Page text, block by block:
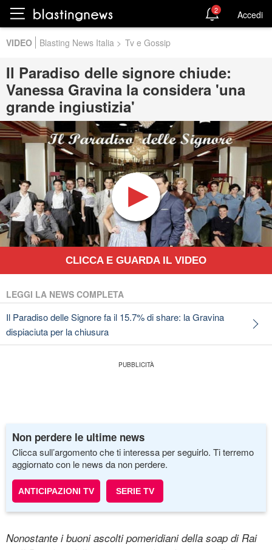
VIDEO Blasting News Italia > Tv e Gossip
Il Paradiso delle signore chiude:
Vanessa Gravina la considera 'una
grande ingiustizia'
CLICCA E GUARDA IL VIDEO
LEGGI LA NEWS COMPLETA
Il Paradiso delle Signore fa il 15.7% di share: la Gravina
dispiaciuta per la chiusura
Non perdere le ultime news
Clicca sull’argomento che ti interessa per seguirlo. Ti terremo
aggiornato con le news da non perdere.
ANTICIPAZIONI TV SERIE TV
Nonostante i buoni ascolti pomeridiani della soap di Rai
2 Accedi